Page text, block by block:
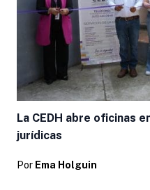
La CEDH abre oficinas
jurídicas
Por Ema Holguin